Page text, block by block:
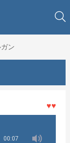
ン
♥♥♥着メ
00:07